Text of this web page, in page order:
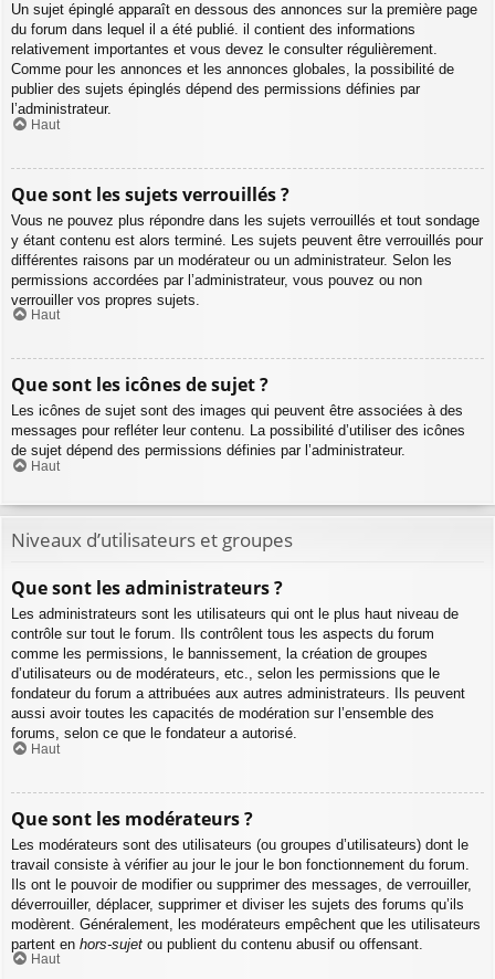
Un sujet épinglé apparaît en dessous des annonces sur la première page
du forum dans lequel il a été publié. il contient des informations
relativement importantes et vous devez le consulter régulièrement.
Comme pour les annonces et les annonces globales, la possibilité de
publier des sujets épinglés dépend des permissions définies par
l’administrateur.
Haut
Que sont les sujets verrouillés ?
Vous ne pouvez plus répondre dans les sujets verrouillés et tout sondage
y étant contenu est alors terminé. Les sujets peuvent être verrouillés pour
différentes raisons par un modérateur ou un administrateur. Selon les
permissions accordées par l’administrateur, vous pouvez ou non
verrouiller vos propres sujets.
Haut
Que sont les icônes de sujet ?
Les icônes de sujet sont des images qui peuvent être associées à des
messages pour refléter leur contenu. La possibilité d’utiliser des icônes
de sujet dépend des permissions définies par l’administrateur.
Haut
Niveaux d’utilisateurs et groupes
Que sont les administrateurs ?
Les administrateurs sont les utilisateurs qui ont le plus haut niveau de
contrôle sur tout le forum. Ils contrôlent tous les aspects du forum
comme les permissions, le bannissement, la création de groupes
d’utilisateurs ou de modérateurs, etc., selon les permissions que le
fondateur du forum a attribuées aux autres administrateurs. Ils peuvent
aussi avoir toutes les capacités de modération sur l’ensemble des
forums, selon ce que le fondateur a autorisé.
Haut
Que sont les modérateurs ?
Les modérateurs sont des utilisateurs (ou groupes d’utilisateurs) dont le
travail consiste à vérifier au jour le jour le bon fonctionnement du forum.
Ils ont le pouvoir de modifier ou supprimer des messages, de verrouiller,
déverrouiller, déplacer, supprimer et diviser les sujets des forums qu’ils
modèrent. Généralement, les modérateurs empêchent que les utilisateurs
partent en hors-sujet ou publient du contenu abusif ou offensant.
Haut